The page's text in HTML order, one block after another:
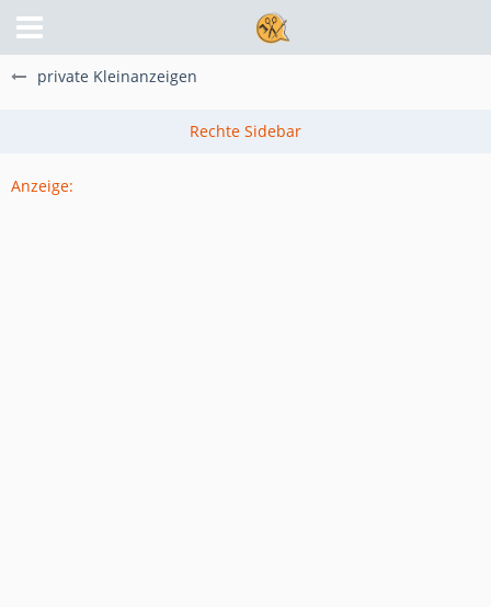
private Kleinanzeigen
Anzeige: